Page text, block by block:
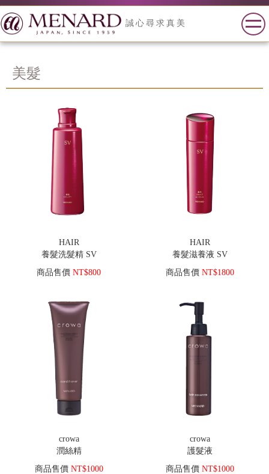
誠心尋求真美
美髮
HAIR
養髮洗髮精 SV
商品售價 NT$800
HAIR
養髮滋養液 SV
商品售價 NT$1800
crowa
潤絲精
商品售價NT$1000
crowa
護髮液
商品售價 NT$1000